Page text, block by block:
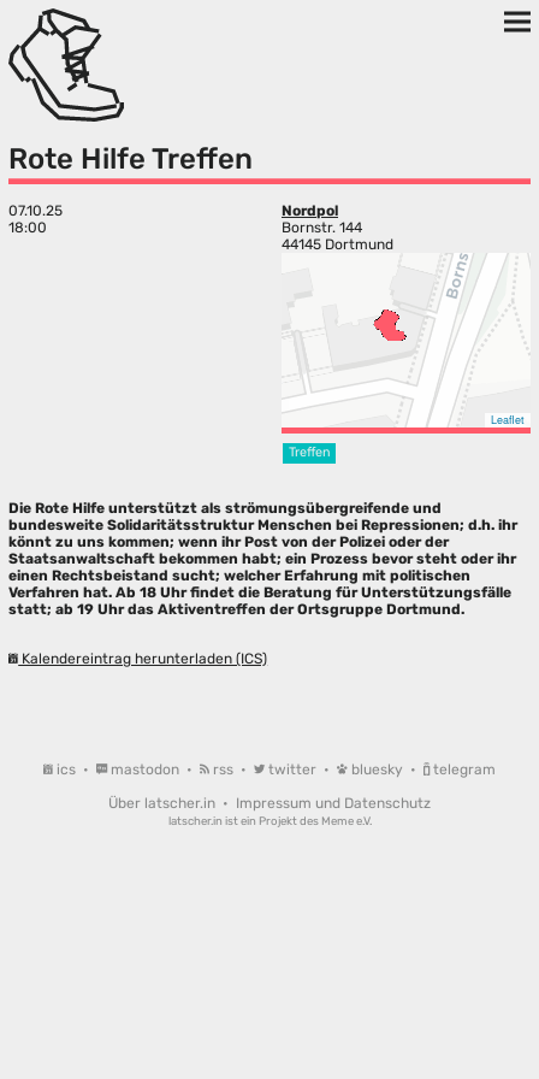
Rote Hilfe Treffen
07.10.25
18:00
Nordpol
Bornstr. 144
44145 Dortmund
Leaflet
Treffen
Die Rote Hilfe unterstützt als strömungsübergreifende und
bundesweite Solidaritätsstruktur Menschen bei Repressionen; d.h. ihr
könnt zu uns kommen; wenn ihr Post von der Polizei oder der
Staatsanwaltschaft bekommen habt; ein Prozess bevor steht oder ihr
einen Rechtsbeistand sucht; welcher Erfahrung mit politischen
Verfahren hat. Ab 18 Uhr findet die Beratung für Unterstützungsfälle
statt; ab 19 Uhr das Aktiventreffen der Ortsgruppe Dortmund.
Kalendereintrag herunterladen (ICS)
ics • mastodon • rss • twitter • bluesky •
telegram
Über latscher.in • Impressum und Datenschutz
latscher.in ist ein Projekt des Meme e.V.